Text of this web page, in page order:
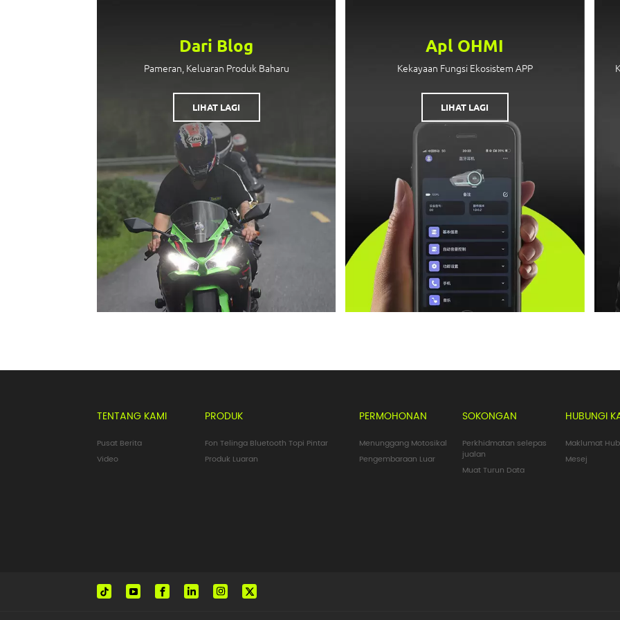
Dari Blog
Pameran, Keluaran Produk Baharu
LIHAT LAGI
Apl OHMI
Kekayaan Fungsi Ekosistem APP
LIHAT LAGI
TENTANG KAMI
Pusat Berita
Video
PRODUK
Fon Telinga Bluetooth Topi Pintar
Produk Luaran
PERMOHONAN
Menunggang Motosikal
Pengembaraan Luar
SOKONGAN
Perkhidmatan selepas
jualan
Muat Turun Data
HUBUNGI
Maklumat
Mesej